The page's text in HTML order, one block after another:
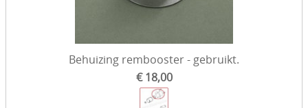
Behuizing rembooster - gebruikt.
€ 18,00